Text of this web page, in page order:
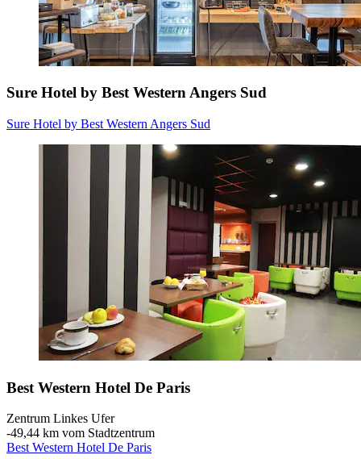
Sure Hotel by Best Western Angers Sud
Sure Hotel by Best Western Angers Sud
Best Western Hotel De Paris
Zentrum Linkes Ufer
‐49,44 km vom Stadtzentrum
Best Western Hotel De Paris